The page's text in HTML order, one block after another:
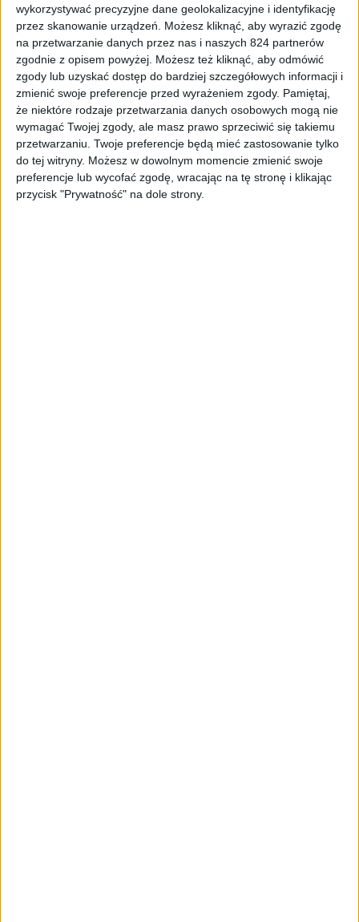
wykorzystywać precyzyjne dane geolokalizacyjne i identyfikację
przez skanowanie urządzeń. Możesz kliknąć, aby wyrazić zgodę
na przetwarzanie danych przez nas i naszych 824 partnerów
zgodnie z opisem powyżej. Możesz też kliknąć, aby odmówić
zgody lub uzyskać dostęp do bardziej szczegółowych informacji i
zmienić swoje preferencje przed wyrażeniem zgody. Pamiętaj,
że niektóre rodzaje przetwarzania danych osobowych mogą nie
wymagać Twojej zgody, ale masz prawo sprzeciwić się takiemu
przetwarzaniu. Twoje preferencje będą mieć zastosowanie tylko
do tej witryny. Możesz w dowolnym momencie zmienić swoje
preferencje lub wycofać zgodę, wracając na tę stronę i klikając
przycisk "Prywatność" na dole strony.